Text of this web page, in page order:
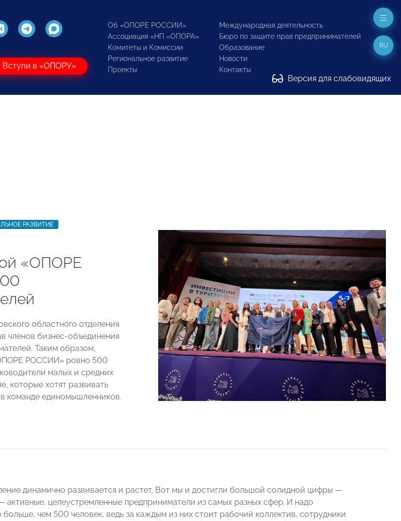
Вступи в «ОПОРУ»
Об «ОПОРЕ РОССИИ»
Ассоциация «НП «ОПОРА»
Комитеты и Комиссии
Региональное развитие
Проекты
Международная деятельность
Бюро по защите прав предпринимателей
Образование
Новости
Контакты
Версия для слабовидящих
RU
РАЗВИТИЕ
«ОПОРЕ
областного отделения
бизнес-объединения
Таким образом,
РОССИИ» ровно 500
малых и средних
которые хотят развивать
команде единомышленников.
динамично развивается и растет. Вот мы и достигли большой солидной цифры —
активные, целеустремленные предприниматели из самых разных сфер. И надо
больше, чем 500 человек, ведь за каждым из них стоит рабочий коллектив, сотрудники